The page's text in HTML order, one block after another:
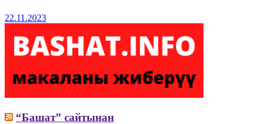
22.11.2023
“Башат” сайтынан